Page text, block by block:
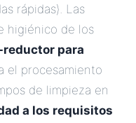
rápidas). Las
higiénico de los
para
el procesamiento
de limpieza en
a los requisitos